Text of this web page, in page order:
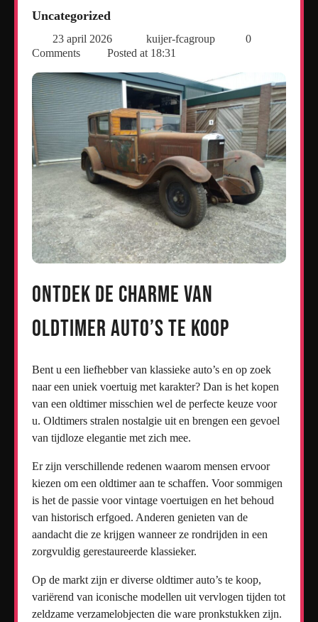
Uncategorized
23 april 2026 kuijer-fcagroup
0
Comments
Posted at 18:31
Ontdek de charme van
oldtimer auto’s te koop
Bent u een liefhebber van klassieke auto’s en op zoek
naar een uniek voertuig met karakter? Dan is het kopen
van een oldtimer misschien wel de perfecte keuze voor
u. Oldtimers stralen nostalgie uit en brengen een gevoel
van tijdloze elegantie met zich mee.
Er zijn verschillende redenen waarom mensen ervoor
kiezen om een ​​oldtimer aan te schaffen. Voor sommigen
is het de passie voor vintage voertuigen en het behoud
van historisch erfgoed. Anderen genieten van de
aandacht die ze krijgen wanneer ze rondrijden in een
zorgvuldig gerestaureerde klassieker.
Op de markt zijn er diverse oldtimer auto’s te koop,
variërend van iconische modellen uit vervlogen tijden tot
zeldzame verzamelobjecten die ware pronkstukken zijn.